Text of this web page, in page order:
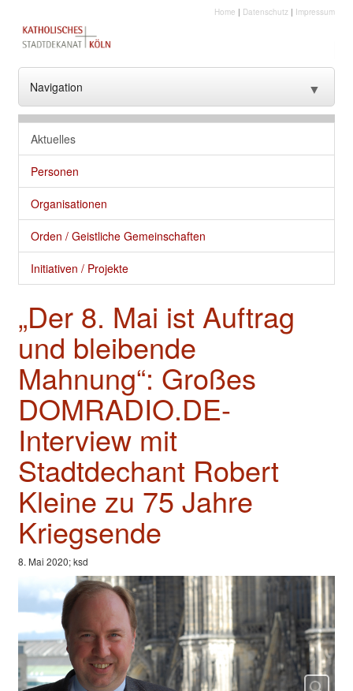
Home | Datenschutz | Impressum
Navigation ▼
??? NavText ???
??? NavText ???
Stadtkirche
Kirche vor Ort
Seelsorge und gute Dienste
Kultur
Valentinstage
Impressum
Aktuelles
Personen
Organisationen
Orden / Geistliche Gemeinschaften
Initiativen / Projekte
„Der 8. Mai ist Auftrag
und bleibende
Mahnung“: Großes
DOMRADIO.DE-
Interview mit
Stadtdechant Robert
Kleine zu 75 Jahre
Kriegsende
8. Mai 2020; ksd